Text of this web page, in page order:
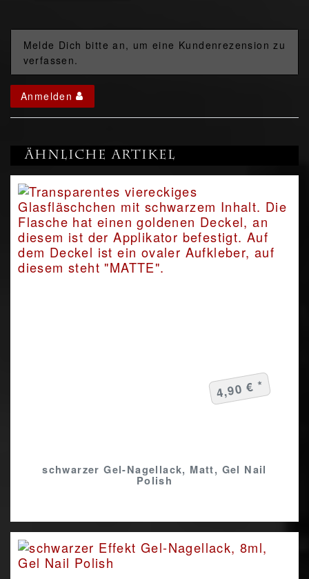
Melde Dich bitte an, um eine Kundenrezension zu
verfassen.
Anmelden
Ähnliche Artikel
schwarzer Gel-Nagellack, Matt, Gel Nail
Polish
4,90 € *